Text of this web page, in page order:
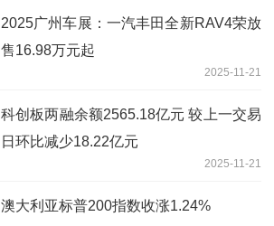
2025广州车展：一汽丰田全新RAV4荣放
售16.98万元起
2025-11-21
科创板两融余额2565.18亿元 较上一交易
日环比减少18.22亿元
2025-11-21
澳大利亚标普200指数收涨1.24%